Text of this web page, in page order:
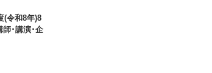
(令和8年)8
師･講演･企